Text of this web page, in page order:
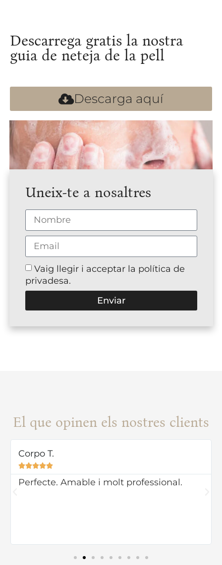
Descarrega gratis la nostra
guia de neteja de la pell
Descarga aquí
Uneix-te a nosaltres
Vaig llegir i acceptar la política de
privadesa.
Enviar
El que opinen els nostres clients
Corpo T.

Perfecte. Amable i molt professional.